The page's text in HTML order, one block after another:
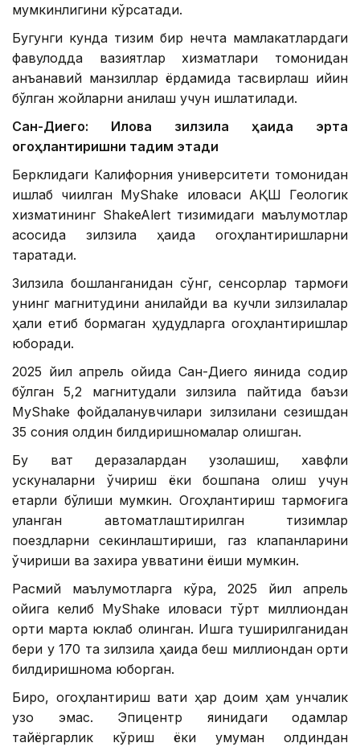
мумкинлигини кўрсатади.
Бугунги кунда тизим бир нечта мамлакатлардаги
фавқулодда вазиятлар хизматлари томонидан
анъанавий манзиллар ёрдамида тасвирлаш қийин
бўлган жойларни аниқлаш учун ишлатилади.
Сан-Диего: Илова зилзила ҳақида эрта
огоҳлантиришни тақдим этади
Берклидаги Калифорния университети томонидан
ишлаб чиқилган MyShake иловаси АҚШ Геологик
хизматининг ShakeAlert тизимидаги маълумотлар
асосида зилзила ҳақида огоҳлантиришларни
тарқатади.
Зилзила бошланганидан сўнг, сенсорлар тармоғи
унинг магнитудини аниқлайди ва кучли зилзилалар
ҳали етиб бормаган ҳудудларга огоҳлантиришлар
юборади.
2025 йил апрель ойида Сан-Диего яқинида содир
бўлган 5,2 магнитудали зилзила пайтида баъзи
MyShake фойдаланувчилари зилзилани сезишдан
35 сония олдин билдиришномалар олишган.
Бу вақт деразалардан узоқлашиш, хавфли
ускуналарни ўчириш ёки бошпана олиш учун
етарли бўлиши мумкин. Огоҳлантириш тармоғига
уланган автоматлаштирилган тизимлар
поездларни секинлаштириши, газ клапанларини
ўчириши ва захира қувватини ёқиши мумкин.
Расмий маълумотларга кўра, 2025 йил апрель
ойига келиб MyShake иловаси тўрт миллиондан
ортиқ марта юклаб олинган. Ишга туширилганидан
бери у 170 та зилзила ҳақида беш миллиондан ортиқ
билдиришнома юборган.
Бироқ, огоҳлантириш вақти ҳар доим ҳам унчалик
узоқ эмас. Эпицентр яқинидаги одамлар
тайёргарлик кўриш ёки умуман олдиндан